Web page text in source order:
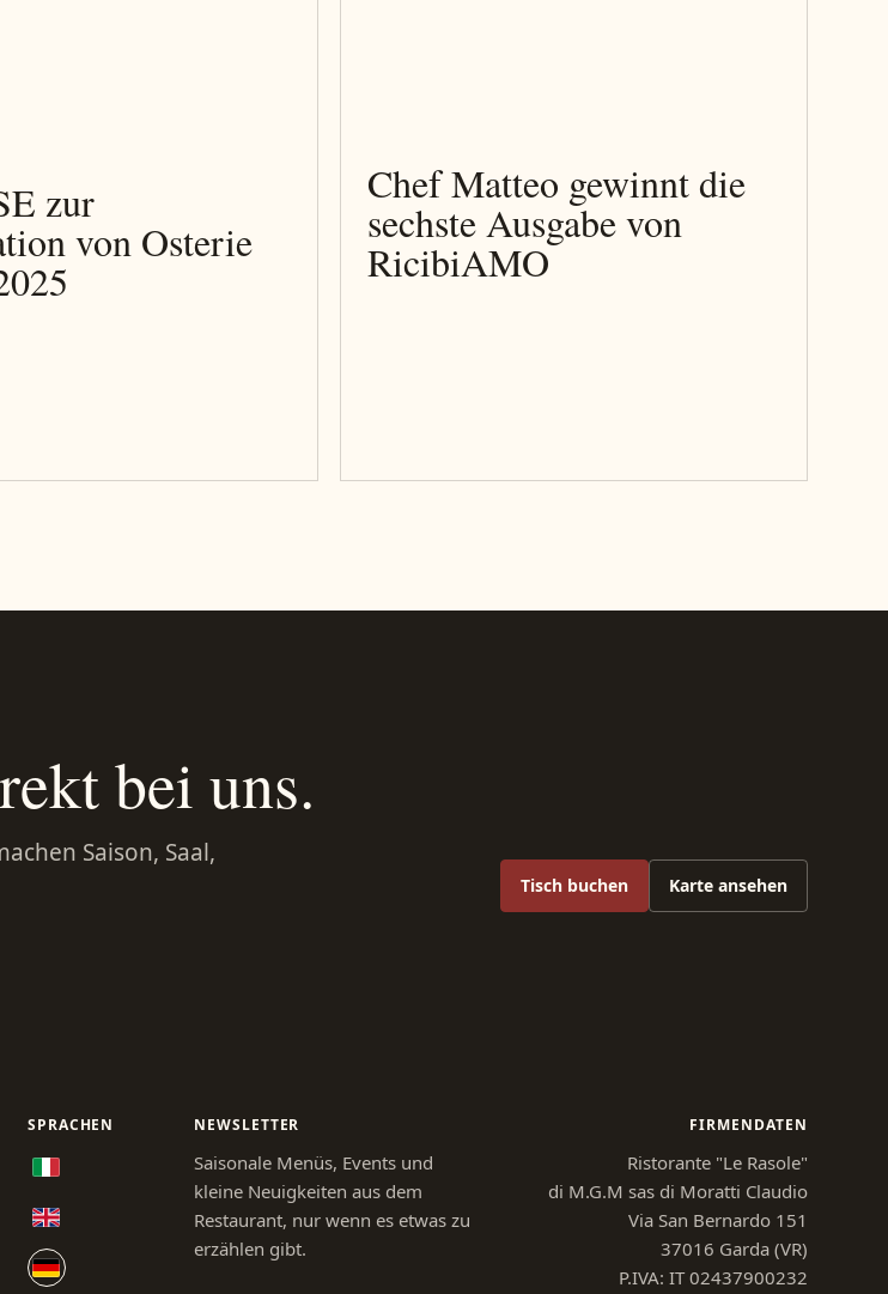
zur
von Osterie
Chef Matteo gewinnt die
sechste Ausgabe von
RicibiAMO
bei uns.
Saison, Saal,
Tisch buchen Karte ansehen
SPRACHEN NEWSLETTER
Saisonale Menüs, Events und
kleine Neuigkeiten aus dem
Restaurant, nur wenn es etwas zu
erzählen gibt.
FIRMENDATEN
Ristorante "Le Rasole"
di M.G.M sas di Moratti Claudio
Via San Bernardo 151
37016 Garda (VR)
P.IVA: IT 02437900232